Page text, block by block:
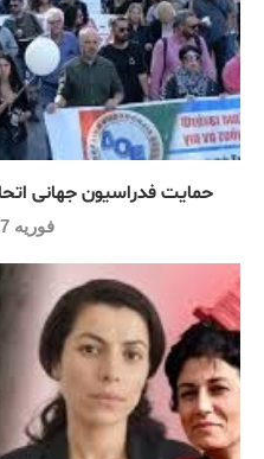
حمایت فدراسیون جهانی
فوریه 27, 2025